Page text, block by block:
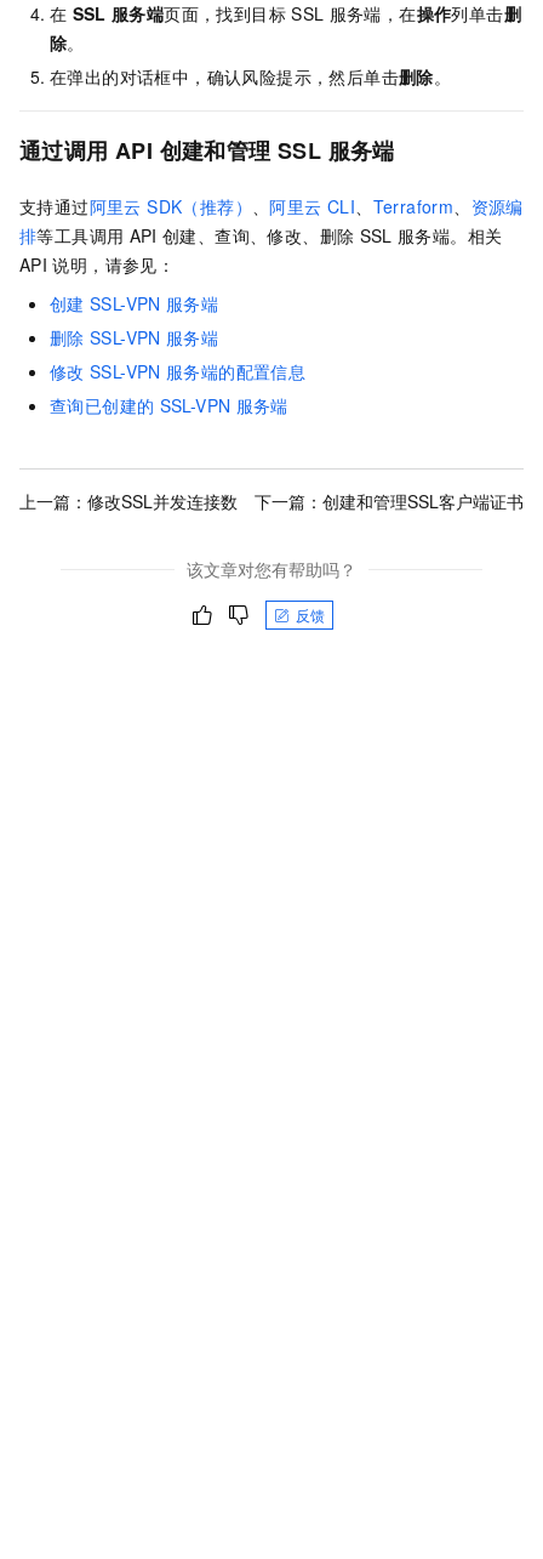
在 SSL 服务端页面，找到目标 SSL 服务端，在操作列单击删
除。
在弹出的对话框中，确认风险提示，然后单击删除。
通过调用 API 创建和管理 SSL 服务端
支持通过阿里云 SDK（推荐） 、阿里云 CLI、 Terraform、 资源编
排等工具调用 API 创建、查询、修改、删除 SSL 服务端。相关
API 说明，请参见：
创建 SSL-VPN 服务端
删除 SSL-VPN 服务端
修改 SSL-VPN 服务端的配置信息
查询已创建的 SSL-VPN 服务端
上一篇： 修改SSL并发连接数 下一篇： 创建和管理SSL客户端证书
该文章对您有帮助吗？
反馈